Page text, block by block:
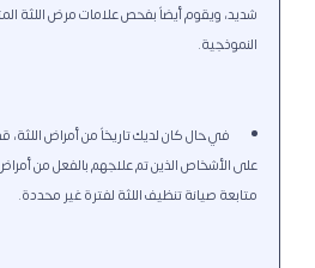
شديد، ويقوم أيضاً بفحص علامات مرض اللثة
النموذجية.
في حال كان لديك تاريخاً من أمراض اللثة،
على الأشخاص الذين تم علاجهم بالفعل من
متابعة صيانة تنظيف اللثة لفترة غير محددة.